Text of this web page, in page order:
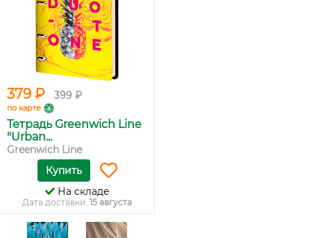
379 ₽ 399 ₽
по карте
Тетрадь Greenwich Line
"Urban...
Greenwich Line
Купить
На складе
Дата доставки: 15 августа